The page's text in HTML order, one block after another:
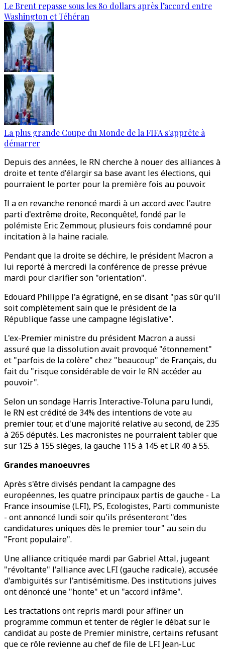
Le Brent repasse sous les 80 dollars après l’accord entre
Washington et Téhéran
La plus grande Coupe du Monde de la FIFA s'apprête à
démarrer
Depuis des années, le RN cherche à nouer des alliances à
droite et tente d'élargir sa base avant les élections, qui
pourraient le porter pour la première fois au pouvoir.
Il a en revanche renoncé mardi à un accord avec l'autre
parti d'extrême droite, Reconquête!, fondé par le
polémiste Eric Zemmour, plusieurs fois condamné pour
incitation à la haine raciale.
Pendant que la droite se déchire, le président Macron a
lui reporté à mercredi la conférence de presse prévue
mardi pour clarifier son "orientation".
Edouard Philippe l'a égratigné, en se disant "pas sûr qu'il
soit complètement sain que le président de la
République fasse une campagne législative".
L'ex-Premier ministre du président Macron a aussi
assuré que la dissolution avait provoqué "étonnement"
et "parfois de la colère" chez "beaucoup" de Français, du
fait du "risque considérable de voir le RN accéder au
pouvoir".
Selon un sondage Harris Interactive-Toluna paru lundi,
le RN est crédité de 34% des intentions de vote au
premier tour, et d'une majorité relative au second, de 235
à 265 députés. Les macronistes ne pourraient tabler que
sur 125 à 155 sièges, la gauche 115 à 145 et LR 40 à 55.
Grandes manoeuvres
Après s'être divisés pendant la campagne des
européennes, les quatre principaux partis de gauche - La
France insoumise (LFI), PS, Ecologistes, Parti communiste
- ont annoncé lundi soir qu'ils présenteront "des
candidatures uniques dès le premier tour" au sein du
"Front populaire".
Une alliance critiquée mardi par Gabriel Attal, jugeant
"révoltante" l'alliance avec LFI (gauche radicale), accusée
d'ambiguïtés sur l'antisémitisme. Des institutions juives
ont dénoncé une "honte" et un "accord infâme".
Les tractations ont repris mardi pour affiner un
programme commun et tenter de régler le débat sur le
candidat au poste de Premier ministre, certains refusant
que ce rôle revienne au chef de file de LFI Jean-Luc